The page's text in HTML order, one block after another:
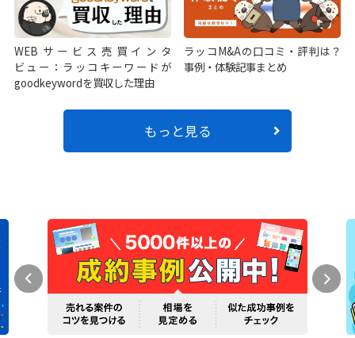
WEBサービス売買インタ
ビュー：ラッコキーワードが
goodkeywordを買収した理由
ラッコM&Aの口コミ・評判は？
事例・体験記事まとめ
もっと見る